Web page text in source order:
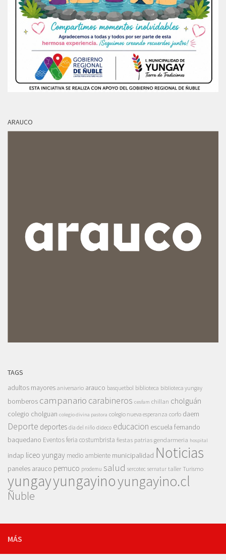
ARAUCO
TAGS
adultos mayores aniversario arauco basquetbol biblioteca biblioteca yungay
bomberos campanario carabineros cesfam chillan cholguán
colegio cholguan colegio divina pastora colegio nueva esperanza corfo daem
Deporte deportes dia del niño dideco educacion escuela fernando
baquedano Eventosferia costumbrista fiestas patrias gendarmeria hospital
indap liceo yungay medio ambiente municipalidad Noticias
paneles arauco pemuco prodemu salud sercotec sernatur taller Turismo
yungayyungayinoyungayino.cl
Ñuble
MÁS